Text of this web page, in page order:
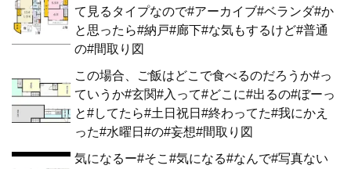
て見るタイプなので#アーカイブ#ベランダ#か
と思ったら#納戸#廊下#な気もするけど#普通
の#間取り図
この場合、ご飯はどこで食べるのだろうか#っ
ていうか#玄関#入って#どこに#出るの#ぼーっ
と#してたら#土日祝日#終わってた#我にかえ
った#水曜日#の#妄想#間取り図
気になるー#そこ#気になる#なんで#写真ない